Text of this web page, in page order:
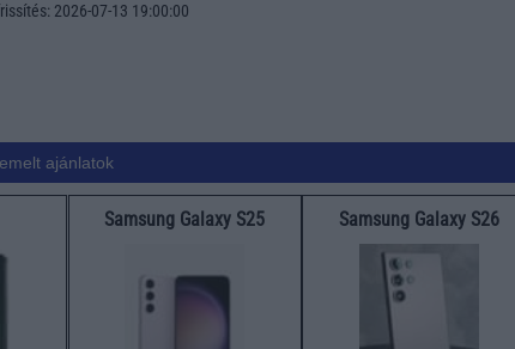
2026-07-13 19:00:00
ajánlatok
Samsung Galaxy S25 Samsung Galaxy S26